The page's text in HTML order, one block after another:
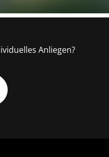
Anliegen?